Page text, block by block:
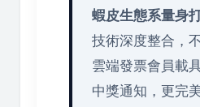
蝦皮生態系量身
技術深度整合，
雲端發票會員載
中獎通知，更完